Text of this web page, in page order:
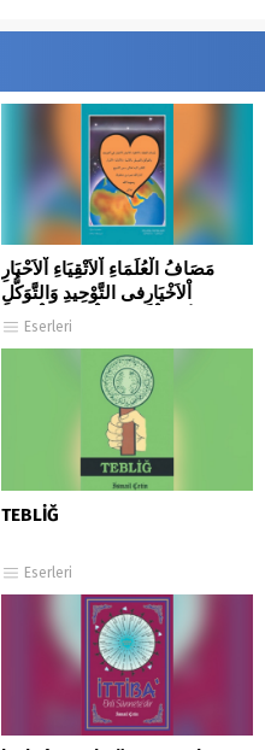
مَصَافُ الْعُلَمَاءِ اْلاَتْقِيَاءِ اْلاَحْبَارِ
اْلاَخْيَارِفى التَّوْحِيدِ وَالتَّوَكُّلِ
وَالتَّوَسُّلِ بِاْلاَنْبِيَاءِ وَاْلاَوْلِيَاءِ اْلاَبْرَارِ
Eserleri
TEBLİĞ
Eserleri